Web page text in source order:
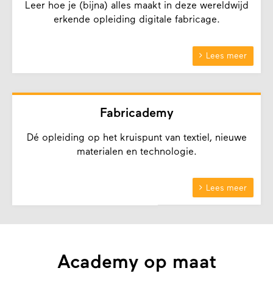
Leer hoe je (bijna) alles maakt in deze wereldwijd
erkende opleiding digitale fabricage.
 Lees meer
Fabricademy
Dé opleiding op het kruispunt van textiel, nieuwe
materialen en technologie.
 Lees meer
Academy op maat